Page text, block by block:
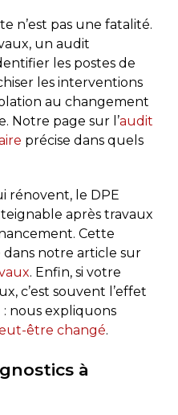
n’est pas une fatalité.
un audit
les postes de
les interventions
au changement
Notre page sur l’audit
précise dans quels
rénovent, le DPE
après travaux
Cette
notre article sur
. Enfin, si votre
c’est souvent l’effet
nous expliquons
être changé.
à